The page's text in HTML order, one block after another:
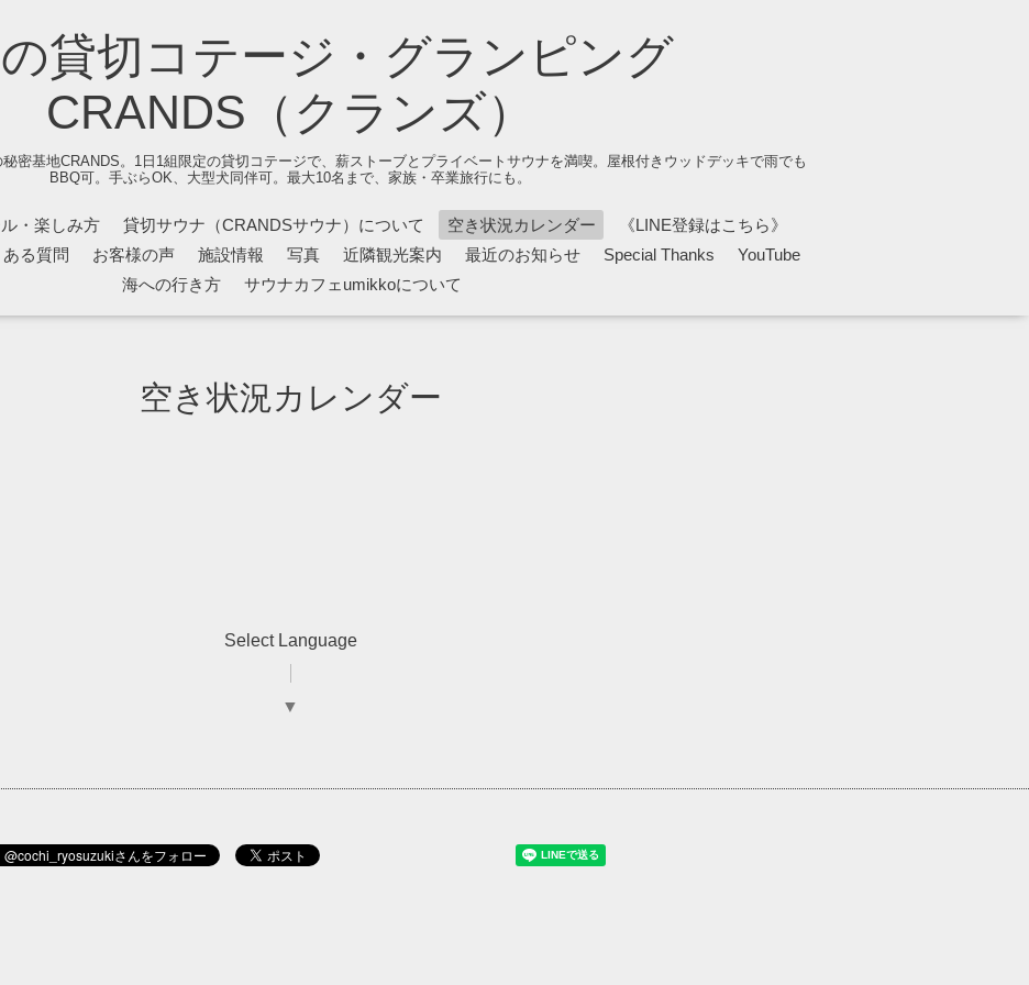
貸切コテージ・グランピング
CRANDS（クランズ）
密基地CRANDS。1日1組限定の貸切コテージで、薪ストーブとプライベートサウナを満喫。屋根付きウッドデッキで雨でも
BBQ可。手ぶらOK、大型犬同伴可。最大10名まで、家族・卒業旅行にも。
・楽しみ方 貸切サウナ（CRANDSサウナ）について 空き状況カレンダー
《LINE登録はこちら》
ある質問 お客様の声 施設情報 写真 近隣観光案内 最近のお知らせ Special Thanks
YouTube
海への行き方
サウナカフェumikkoについて
空き状況カレンダー
Select Language
▼